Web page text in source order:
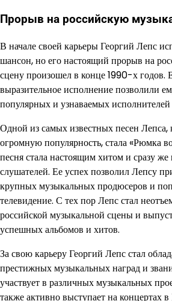
Прорыв на российскую
В начале своей карьеры Георгий Лепс
шансон, но его настоящий прорыв на
сцену произошел в конце 1990-х годов.
выразительное исполнение позволили
популярных и узнаваемых
Одной из самых известных песен Лепса,
огромную популярность, стала «Рюмка
песня стала настоящим хитом и сразу же
слушателей. Ее успех позволил Лепсу
крупных музыкальных продюсеров и
телевидение. С тех пор Лепс стал
российской музыкальной сцены и
успешных альбомов и хитов.
За свою карьеру Георгий Лепс стал
престижных музыкальных наград и
участвует в различных музыкальных
также активно выступает на концертах